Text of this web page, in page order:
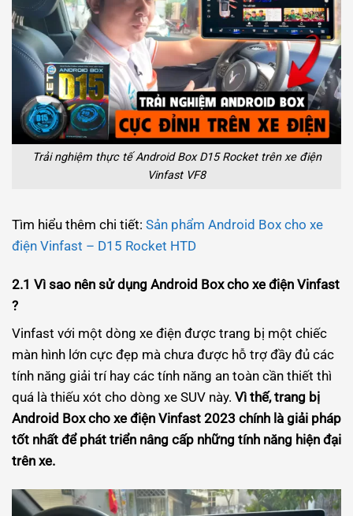
Trải nghiệm thực tế Android Box D15 Rocket trên xe điện
Vinfast VF8
Tìm hiểu thêm chi tiết: Sản phẩm Android Box cho xe
điện Vinfast – D15 Rocket HTD
2.1 Vì sao nên sử dụng Android Box cho xe điện Vinfast
?
Vinfast với một dòng xe điện được trang bị một chiếc
màn hình lớn cực đẹp mà chưa được hỗ trợ đầy đủ các
tính năng giải trí hay các tính năng an toàn cần thiết thì
quá là thiếu xót cho dòng xe SUV này. Vì thế, trang bị
Android Box cho xe điện Vinfast 2023 chính là giải pháp
tốt nhất để phát triển nâng cấp những tính năng hiện đại
trên xe.